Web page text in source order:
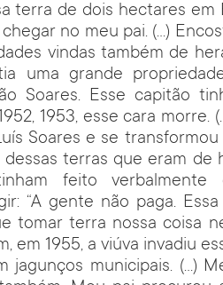
terra de dois hectares
no meu pai. (…)
vindas também de
uma grande
Soares. Esse capitão
1953, esse cara morre.
Soares e se
dessas terras que eram
feito verbalmente
“A gente não paga.
tomar terra nossa coisa
em 1955, a viúva invadiu
jagunços municipais. (…)